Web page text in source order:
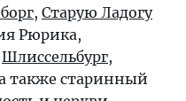
, Старую Ладогу
Рюрика,
Шлиссельбург,
также старинный